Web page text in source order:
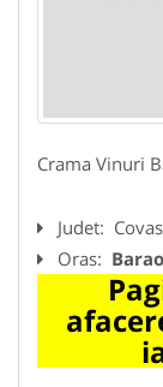
Crama Vinuri
Judet:
Oras: